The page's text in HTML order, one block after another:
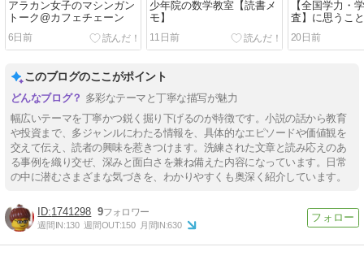
アラカン女子のマシンガン
トーク@カフェチェーン
6日前
少年院の数学教室【読書メ
モ】
11日前
【全国学力・
査】に思うこ
20日前
このブログのここがポイント
多彩なテーマと丁寧な描写が魅力
幅広いテーマを丁寧かつ鋭く掘り下げるのが特徴です。小説の話から教育
や投資まで、多ジャンルにわたる情報を、具体的なエピソードや価値観を
交えて伝え、読者の興味を惹きつけます。洗練された文章と読み応えのあ
る事例を織り交ぜ、深みと面白さを兼ね備えた内容になっています。日常
の中に潜むさまざまな気づきを、わかりやすくも奥深く紹介しています。
1741298 9
週間IN:130 週間OUT:150 月間IN:630